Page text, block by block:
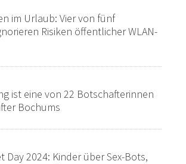
im Urlaub: Vier von fünf
Risiken öffentlicher WLAN-
ist eine von 22 Botschafterinnen
Bochums
Day 2024: Kinder über Sex-Bots,